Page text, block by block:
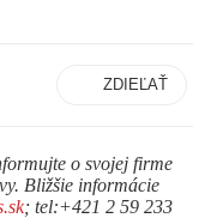
ZDIEĽAŤ
o svojej firme
Bližšie informácie
; tel:+421 2 59 233